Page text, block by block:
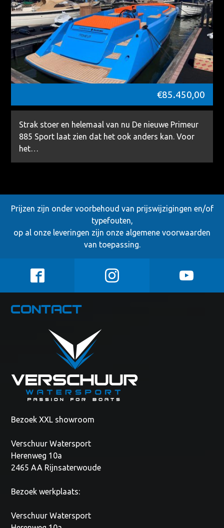
€85.450,00
Strak stoer en helemaal van nu De nieuwe Primeur
885 Sport laat zien dat het ook anders kan. Voor
het…
Prijzen zijn onder voorbehoud van prijswijzigingen en/of
typefouten,
op al onze leveringen zijn onze algemene voorwaarden
van toepassing.
Contact
Bezoek XXL showroom
Verschuur Watersport
Herenweg 10a
2465 AA Rijnsaterwoude
Bezoek werkplaats:
Verschuur Watersport